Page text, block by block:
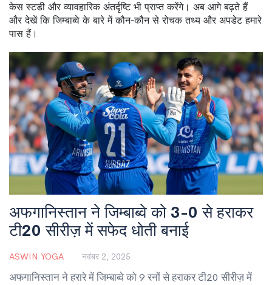
केस स्टडी और व्यावहारिक अंतर्दृष्टि भी प्राप्त करेंगे। अब आगे बढ़ते हैं
और देखें कि जिम्बाब्वे के बारे में कौन‑कौन से रोचक तथ्य और अपडेट हमारे
पास हैं।
अफगानिस्तान ने जिम्बाब्वे को 3-0 से हराकर
टी20 सीरीज़ में सफेद धोती बनाई
ASWIN YOGA नवंबर 2, 2025
अफगानिस्तान ने हरारे में जिम्बाब्वे को 9 रनों से हराकर टी20 सीरीज़ में